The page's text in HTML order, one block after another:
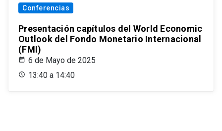
Conferencias
Presentación capítulos del World Economic
Outlook del Fondo Monetario Internacional
(FMI)
6 de Mayo de 2025
13:40 a 14:40